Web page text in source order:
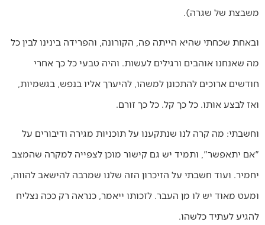
משבצת של שגרה).
ובאחת שכחתי שהיא הייתה פה, הקורונה, והפרידה בינינו לבין כל
מה שאנחנו אוהבים ורגילים לעשות. והיה טבעי כל כך אחרי
חודשים ארוכים להתכונן למשהו, להיערך אליו בנפש, בגשמיות,
ואז לבצע אותו. כל כך קל. כל כך זורם.
וחשבתי: מה קרה לנו שנתקענו על תוכניות מגירה ודיבורים על
"אם יתאפשר", ותמיד יש גם קישור מוכן לצפייה למקרה שהמצב
יחמיר. ועוד חשבתי על הזיכרון הזה שלנו שמרבה להישאב להווה,
ומעט מאוד יש לו מן העבר. לזכותו ייאמר, כנראה רק ככה נצליח
להגיע לעתיד כלשהו.